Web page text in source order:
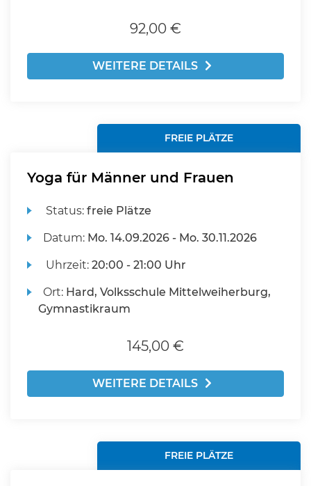
92,00 €
WEITERE DETAILS
FREIE PLÄTZE
Yoga für Männer und Frauen
Status:freie Plätze
Datum: Mo. 14.09.2026 - Mo. 30.11.2026
Uhrzeit:20:00 - 21:00 Uhr
Ort: Hard, Volksschule Mittelweiherburg,
Gymnastikraum
145,00 €
WEITERE DETAILS
FREIE PLÄTZE